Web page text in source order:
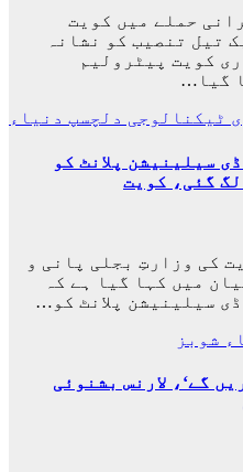
حملے میں کویت
تیل تنصیب کو نشانہ
کویت پیٹرولیم
گیا…
ٹیکنالوجی دلچسپ دنیاء
سیلینیشن پلانٹ کو
لگ گئی، کویت
کی وزارتِ بجلی پانی و
میں کہا گیا ہے کہ
سیلینیشن پلانٹ کو…
شوبز
گے‘، لارنس بشنوئی